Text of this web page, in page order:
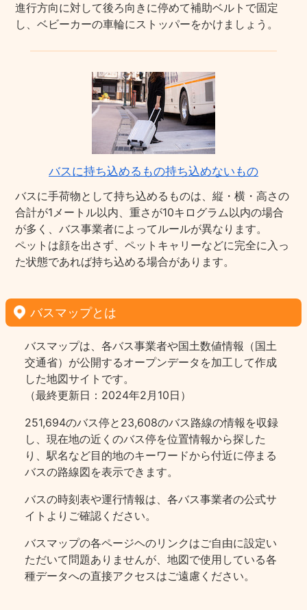
進行方向に対して後ろ向きに停めて補助ベルトで固定
し、ベビーカーの車輪にストッパーをかけましょう。
バスに持ち込めるもの持ち込めないもの
バスに手荷物として持ち込めるものは、縦・横・高さの
合計が1メートル以内、重さが10キログラム以内の場合
が多く、バス事業者によってルールが異なります。
ペットは顔を出さず、ペットキャリーなどに完全に入っ
た状態であれば持ち込める場合があります。
バスマップとは
バスマップは、各バス事業者や国土数値情報（国土
交通省）が公開するオープンデータを加工して作成
した地図サイトです。
（最終更新日：2024年2月10日）
251,694のバス停と23,608のバス路線の情報を収録
し、現在地の近くのバス停を位置情報から探した
り、駅名など目的地のキーワードから付近に停まる
バスの路線図を表示できます。
バスの時刻表や運行情報は、各バス事業者の公式サ
イトよりご確認ください。
バスマップの各ページヘのリンクはご自由に設定い
ただいて問題ありませんが、地図で使用している各
種データへの直接アクセスはご遠慮ください。